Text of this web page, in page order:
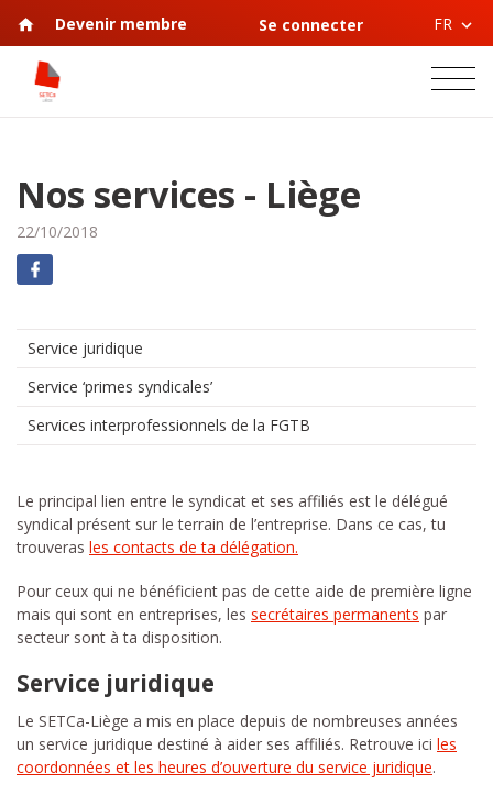
Devenir membre Se connecter FR
Nos services - Liège
22/10/2018
Service juridique
Service ‘primes syndicales’
Services interprofessionnels de la FGTB
Le principal lien entre le syndicat et ses affiliés est le délégué
syndical présent sur le terrain de l’entreprise. Dans ce cas, tu
trouveras les contacts de ta délégation.
Pour ceux qui ne bénéficient pas de cette aide de première ligne
mais qui sont en entreprises, les secrétaires permanents par
secteur sont à ta disposition.
Service juridique
Le SETCa-Liège a mis en place depuis de nombreuses années
un service juridique destiné à aider ses affiliés. Retrouve ici les
coordonnées et les heures d’ouverture du service juridique.